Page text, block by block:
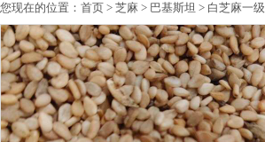
您现在的位置： 首页 > 芝麻 > 巴基斯坦 > 白芝麻一级